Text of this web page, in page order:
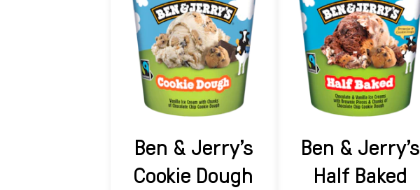
Ben & Jerry's
Cookie Dough
Ben & Jerry's
Half Baked